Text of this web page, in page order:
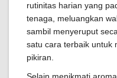
rutinitas harian yang
tenaga, meluangkan
sambil menyeruput
satu cara terbaik untuk
pikiran.